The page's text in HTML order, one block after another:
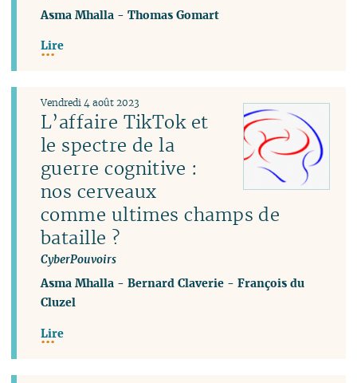
Asma Mhalla -Thomas Gomart
Lire
L’affaire TikTok et
le spectre de la
guerre cognitive :
nos cerveaux
comme ultimes champs de
bataille ?
CyberPouvoirs
Vendredi 4 août 2023
Asma Mhalla -Bernard Claverie -François du
Cluzel
Lire